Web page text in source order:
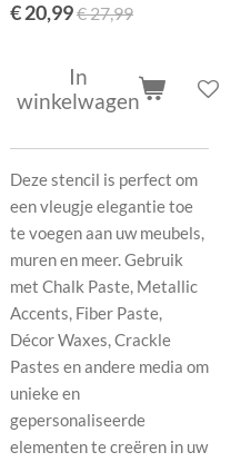
€ 20,99€ 27,99
In
winkelwagen
Deze stencil is perfect om
een ​​vleugje elegantie toe
te voegen aan uw meubels,
muren en meer. Gebruik
met Chalk Paste, Metallic
Accents, Fiber Paste,
Décor Waxes, Crackle
Pastes en andere media om
unieke en
gepersonaliseerde
elementen te creëren in uw